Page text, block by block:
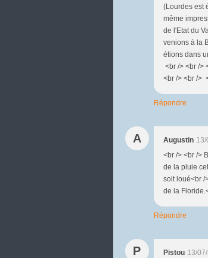
(Lourdes est
même
de l'Etat du
venions à la
étions dans
<br /> <br />
<br /> <br />
Répondre
A Augustin 13/
<br /> <br />
de la pluie
soit loué<br /
de la
Répondre
P Pistou 13/